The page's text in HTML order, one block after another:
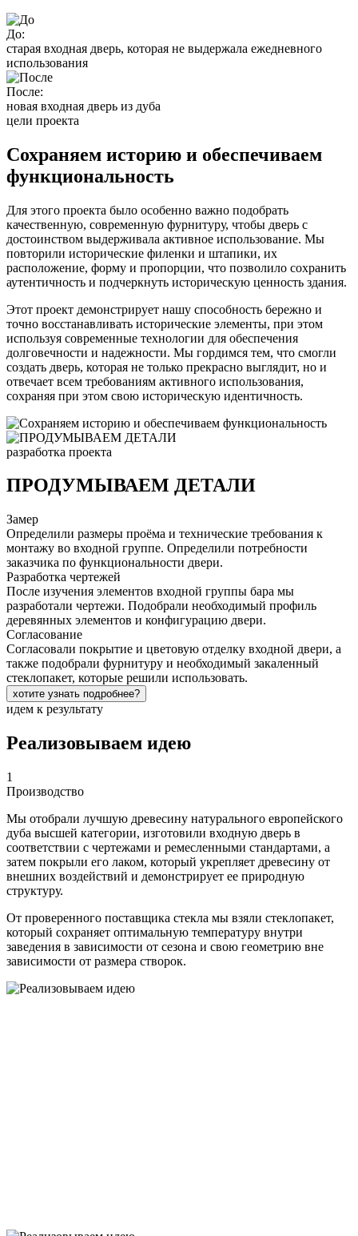
До:
старая входная дверь, которая не выдержала ежедневного
использования
После:
новая входная дверь из дуба
цели проекта
Сохраняем историю и обеспечиваем
функциональность
Для этого проекта было особенно важно подобрать
качественную, современную фурнитуру, чтобы дверь с
достоинством выдерживала активное использование. Мы
повторили исторические филенки и штапики, их
расположение, форму и пропорции, что позволило сохранить
аутентичность и подчеркнуть историческую ценность здания.
Этот проект демонстрирует нашу способность бережно и
точно восстанавливать исторические элементы, при этом
используя современные технологии для обеспечения
долговечности и надежности. Мы гордимся тем, что смогли
создать дверь, которая не только прекрасно выглядит, но и
отвечает всем требованиям активного использования,
сохраняя при этом свою историческую идентичность.
разработка проекта
ПРОДУМЫВАЕМ ДЕТАЛИ
Замер
Определили размеры проёма и технические требования к
монтажу во входной группе. Определили потребности
заказчика по функциональности двери.
Разработка чертежей
После изучения элементов входной группы бара мы
разработали чертежи. Подобрали необходимый профиль
деревянных элементов и конфигурацию двери.
Согласование
Согласовали покрытие и цветовую отделку входной двери, а
также подобрали фурнитуру и необходимый закаленный
стеклопакет, которые решили использовать.
хотите узнать подробнее?
идем к результату
Реализовываем идею
1
Производство
Мы отобрали лучшую древесину натурального европейского
дуба высшей категории, изготовили входную дверь в
соответствии с чертежами и ремесленными стандартами, а
затем покрыли его лаком, который укрепляет древесину от
внешних воздействий и демонстрирует ее природную
структуру.
От проверенного поставщика стекла мы взяли стеклопакет,
который сохраняет оптимальную температуру внутри
заведения в зависимости от сезона и свою геометрию вне
зависимости от размера створок.